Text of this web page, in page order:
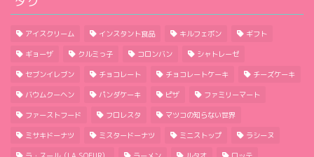
アイスクリーム インスタント食品 キルフェボン ギフト
ギョーザ クルミっ子 コロンバン シャトレーゼ
セブンイレブン チョコレート チョコレートケーキ チーズケーキ
バウムクーヘン パンダケーキ ピザ ファミリーマート
ファーストフード フロレスタ マツコの知らない世界
ミサキドーナツ ミスタードーナツ ミニストップ ラシーヌ